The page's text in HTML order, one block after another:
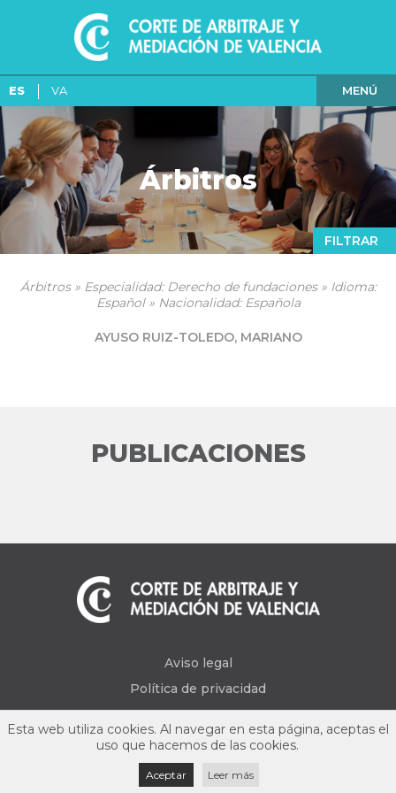
ES VA MENÚ
Árbitros
FILTRAR
Árbitros » Especialidad: Derecho de fundaciones » Idioma:
Español » Nacionalidad: Española
AYUSO RUIZ-TOLEDO, MARIANO
PUBLICACIONES
Aviso legal
Política de privacidad
Esta web utiliza cookies. Al navegar en esta página, aceptas el
uso que hacemos de las cookies.
Aceptar Leer más